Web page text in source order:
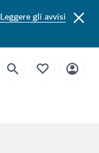
Leggere gli avvisi